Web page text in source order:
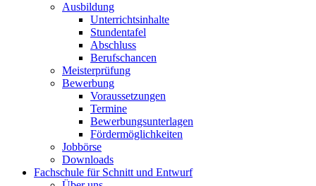
Ausbildung
Unterrichtsinhalte
Stundentafel
Abschluss
Berufschancen
Meisterprüfung
Bewerbung
Voraussetzungen
Termine
Bewerbungsunterlagen
Fördermöglichkeiten
Jobbörse
Downloads
Fachschule für Schnitt und Entwurf